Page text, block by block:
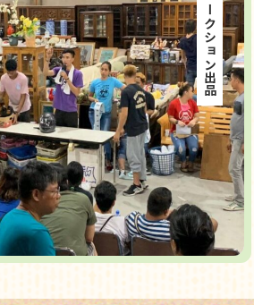
海外オークション出品